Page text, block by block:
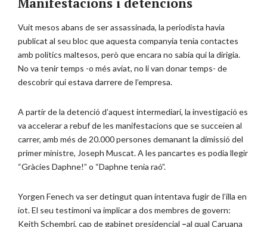
Vuit mesos abans de ser assassinada, la periodista havia
publicat al seu bloc que aquesta companyia tenia contactes
amb polítics maltesos, però que encara no sabia qui la dirigia.
No va tenir temps -o més aviat, no li van donar temps- de
descobrir qui estava darrere de l’empresa.
A partir de la detenció d’aquest intermediari, la investigació es
va accelerar a rebuf de les manifestacions que se succeïen al
carrer, amb més de 20.000 persones demanant la dimissió del
primer ministre, Joseph Muscat. A les pancartes es podia llegir
“Gràcies Daphne!” o “Daphne tenia raó”.
Yorgen Fenech va ser detingut quan intentava fugir de l’illa en
iot. El seu testimoni va implicar a dos membres de govern:
Keith Schembri, cap de gabinet presidencial –al qual Caruana